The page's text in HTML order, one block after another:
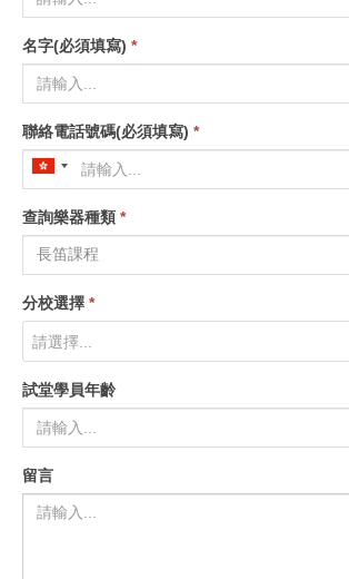
名字(必須填寫) *
聯絡電話號碼(必須填寫) *
查詢樂器種類 *
分校選擇 *
請選擇...
試堂學員年齡
留言